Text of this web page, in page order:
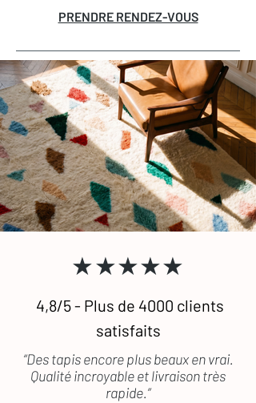
PRENDRE RENDEZ-VOUS
★★★★★
4,8/5 - Plus de 4000 clients
satisfaits
“Des tapis encore plus beaux en vrai.
Qualité incroyable et livraison très
rapide.”